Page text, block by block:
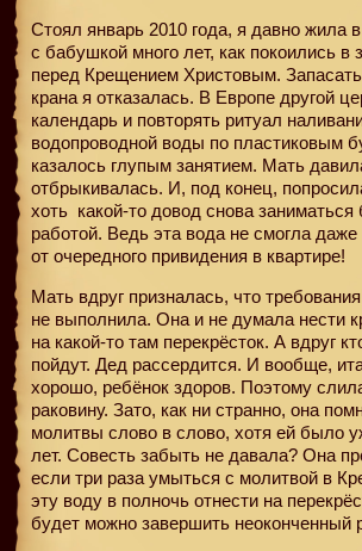
Стоял январь 2010 года, я давно жила
с бабушкой много лет, как покоились в
перед Крещением Христовым.
крана я отказалась. В Европе другой
календарь и повторять ритуал
водопроводной воды по пластиковым
казалось глупым занятием. Мать
отбрыкивалась. И, под конец,
хоть какой-то довод снова заниматься
работой. Ведь эта вода не смогла даже
от очередного привидения в квартире!
Мать вдруг призналась, что
не выполнила. Она и не думала нести
на какой-то там перекрёсток. А вдруг
пойдут. Дед рассердится. И вообще,
хорошо, ребёнок здоров. Поэтому
раковину. Зато, как ни странно, она
молитвы слово в слово, хотя ей было
лет. Совесть забыть не давала? Она
если три раза умыться с молитвой в
эту воду в полночь отнести на
будет можно завершить неоконченный